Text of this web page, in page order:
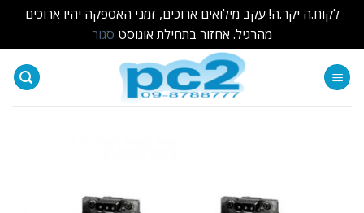
לקוח.ה יקר.ה! עקב מילואים ארוכים, זמני האספקה יהיו ארוכים
מהרגיל. אחזור בתחילת אוגוסט סגור